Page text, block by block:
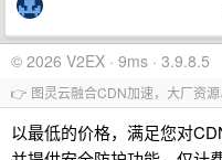
© 2026 V2EX · 9ms · 3.9.8.5
👉 图灵云融合CDN加速，大厂资
以最低的价格，满足您对